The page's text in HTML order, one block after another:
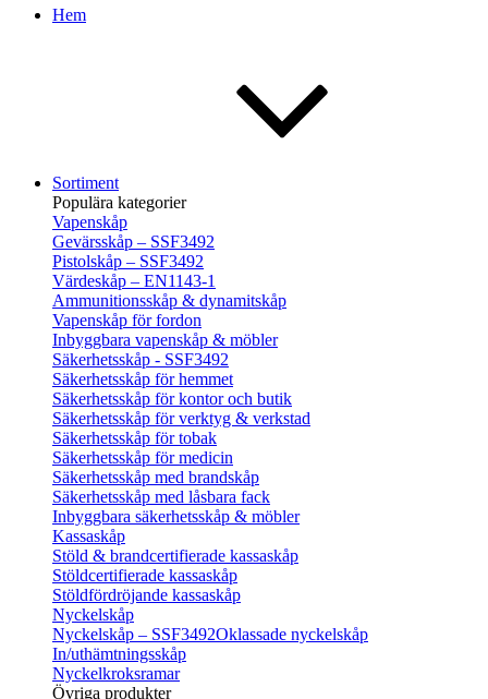
Hem
Sortiment
Populära kategorier
Vapenskåp
Gevärsskåp – SSF3492
Pistolskåp – SSF3492
Värdeskåp – EN1143-1
Ammunitionsskåp & dynamitskåp
Vapenskåp för fordon
Inbyggbara vapenskåp & möbler
Säkerhetsskåp - SSF3492
Säkerhetsskåp för hemmet
Säkerhetsskåp för kontor och butik
Säkerhetsskåp för verktyg & verkstad
Säkerhetsskåp för tobak
Säkerhetsskåp för medicin
Säkerhetsskåp med brandskåp
Säkerhetsskåp med låsbara fack
Inbyggbara säkerhetsskåp & möbler
Kassaskåp
Stöld & brandcertifierade kassaskåp
Stöldcertifierade kassaskåp
Stöldfördröjande kassaskåp
Nyckelskåp
Nyckelskåp – SSF3492Oklassade nyckelskåp
In/uthämtningsskåp
Nyckelkroksramar
Övriga produkter